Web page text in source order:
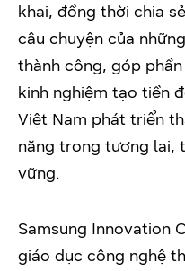
khai, đồng thời chia
câu chuyện của
thành công, góp
kinh nghiệm tạo tiền
Việt Nam phát triển
năng trong tương lai,
vững.
Samsung Innovation
giáo dục công nghệ